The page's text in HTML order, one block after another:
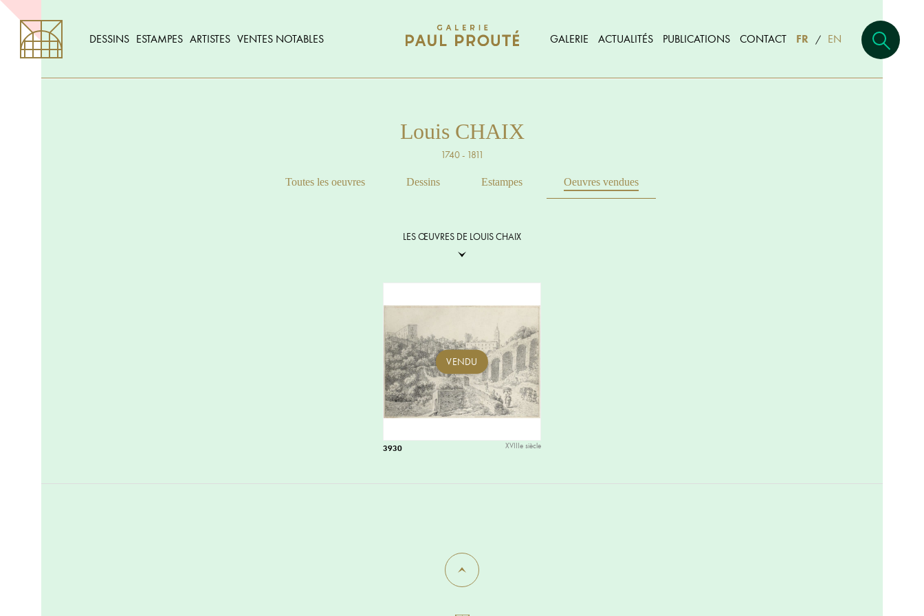
DESSINS ESTAMPES ARTISTES VENTES NOTABLES GALERIE ACTUALITÉS PUBLICATIONS CONTACT FR / EN
Louis CHAIX
1740 - 1811
Toutes les oeuvres Dessins Estampes Oeuvres vendues
LES ŒUVRES DE LOUIS CHAIX
VENDU
3930 XVIIIe siècle